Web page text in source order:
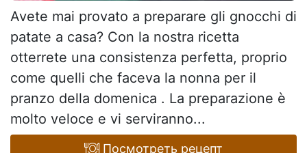
Avete mai provato a preparare gli gnocchi di
patate a casa? Con la nostra ricetta
otterrete una consistenza perfetta, proprio
come quelli che faceva la nonna per il
pranzo della domenica . La preparazione è
molto veloce e vi serviranno...
Посмотреть рецепт